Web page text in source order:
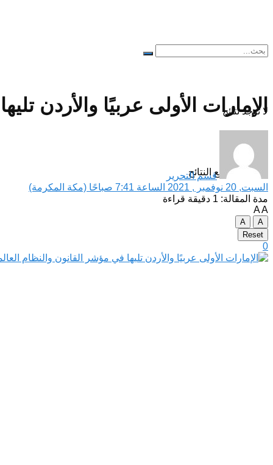
لا توجد نتائج
مشاهدة جميع النتائح
الإمارات الأولى عربيًا والأردن
قسم التحرير
السبت, 20 نوفمبر , 2021 الساعة 7:41 صباحًا (مكة المكرمة)
مدة المقالة: 1 دقيقة قراءة
AA
A
A
Reset
0